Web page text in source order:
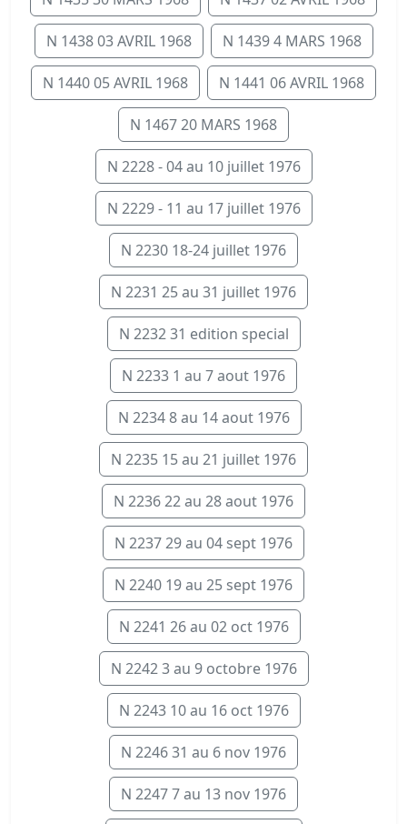
N 1438 03 AVRIL 1968 N 1439 4 MARS 1968
N 1440 05 AVRIL 1968 N 1441 06 AVRIL 1968
N 1467 20 MARS 1968
N 2228 - 04 au 10 juillet 1976
N 2229 - 11 au 17 juillet 1976
N 2230 18-24 juillet 1976
N 2231 25 au 31 juillet 1976
N 2232 31 edition special
N 2233 1 au 7 aout 1976
N 2234 8 au 14 aout 1976
N 2235 15 au 21 juillet 1976
N 2236 22 au 28 aout 1976
N 2237 29 au 04 sept 1976
N 2240 19 au 25 sept 1976
N 2241 26 au 02 oct 1976
N 2242 3 au 9 octobre 1976
N 2243 10 au 16 oct 1976
N 2246 31 au 6 nov 1976
N 2247 7 au 13 nov 1976